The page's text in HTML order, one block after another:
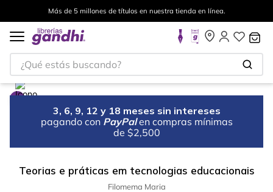
Más de 5 millones de títulos en nuestra tienda en línea.
¿Qué estás buscando?
3, 6, 9, 12 y 18 meses sin intereses
pagando con PayPal en compras mínimas
de $2,500
Teorias e práticas em tecnologias educacionais
Filomema Maria